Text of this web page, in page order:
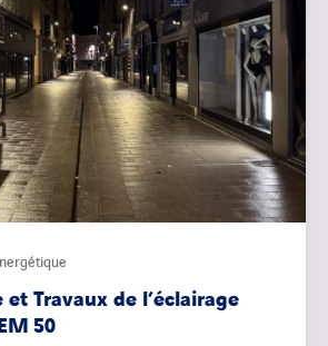
Travaux de l’éclairage
50